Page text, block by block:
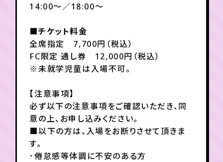
月会員制ファンクラブ
会員登録 ログイン
14:00～／18:00～
■チケット料金
全席指定 7,700円（税込）
FC限定 通し券 12,000円（税込）
※未就学児童は入場不可。
【注意事項】
必ず以下の注意事項をご確認いただき、同
意の上、お申し込みください。
■以下の方は、入場をお断りさせて頂きま
す。
･倦怠感等体調に不安のある方